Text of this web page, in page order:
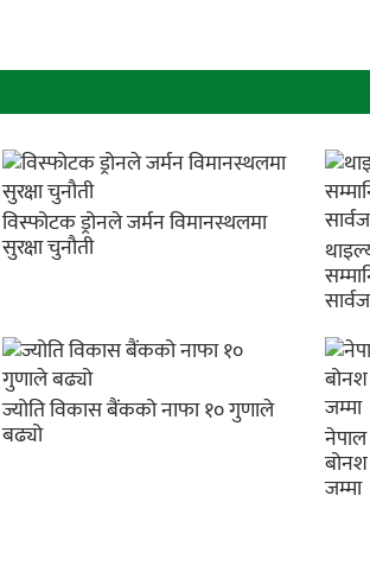
विस्फोटक ड्रोनले जर्मन विमानस्थलमा
सुरक्षा चुनौती
ज्योति विकास बैंकको नाफा १० गुणाले
बढ्यो
बोनश
जम्मा